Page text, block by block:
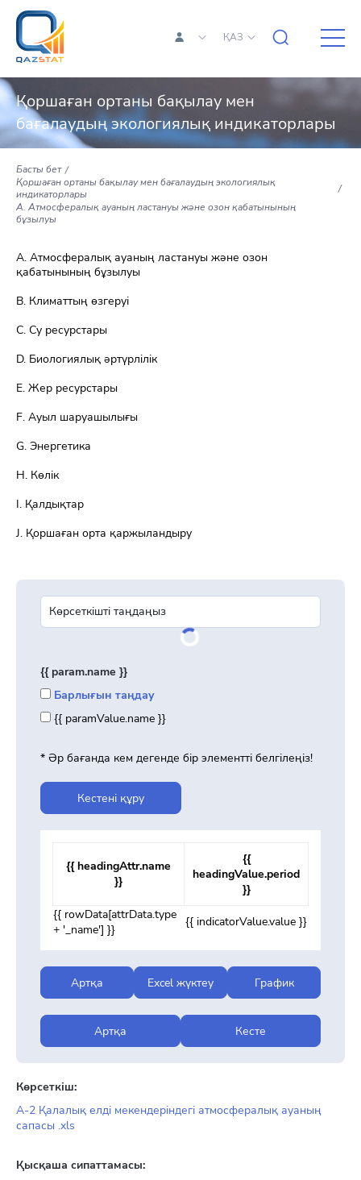
ҚАЗ
Қоршаған ортаны бақылау мен
бағалаудың экологиялық индикаторлары
Басты бет
Қоршаған ортаны бақылау мен бағалаудың экологиялық
индикаторлары
A. Атмосфералық ауаның ластануы және озон қабатынының
бұзылуы
A. Атмосфералық ауаның ластануы және озон
қабатынының бұзылуы
В. Климаттың өзгеруі
С. Су ресурстары
D. Биологиялық әртүрлiлiк
Е. Жер ресурстары
F. Ауыл шаруашылығы
G. Энергетика
H. Көлік
I. Қалдықтар
J. Қоршаған орта қаржыландыру
{{ param.name }}
Барлығын таңдау
{{ paramValue.name }}
* Әр бағанда кем дегенде бір элементті белгілеңіз!
Кестені құру
{{ headingAttr.name
}}
{{
headingValue.period
}}
{{ rowData[attrData.type
+ '_name'] }}
{{ indicatorValue.value }}
Артқа Excel жүктеу График
Артқа Кесте
Көрсеткіш:
A-2 Қалалық елді мекендеріндегі атмосфералық ауаның
сапасы .xls
Қысқаша сипаттамасы: